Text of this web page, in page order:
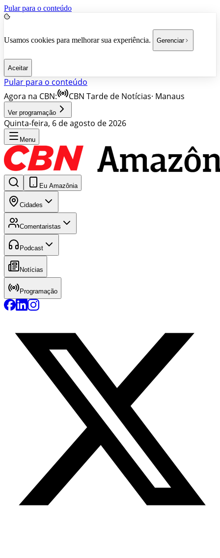
Pular para o conteúdo
Usamos cookies para melhorar sua experiência. Gerenciar
Aceitar
Pular para o conteúdo
Agora na CBN:
CBN Tarde de Notícias· Manaus
Ver programação
Quinta-feira, 6 de agosto de 2026
Menu
Eu Amazônia
Cidades
Comentaristas
Podcast
Notícias
Programação